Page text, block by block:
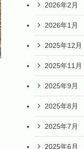
2026年2月
2026年1月
2025年12月
2025年11月
2025年9月
2025年8月
2025年7月
2025年6月